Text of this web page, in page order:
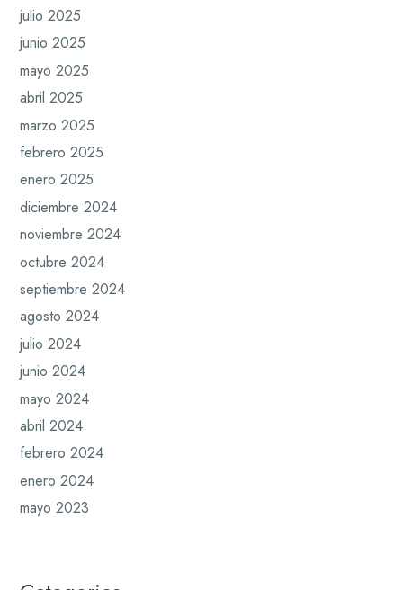
julio 2025
junio 2025
mayo 2025
abril 2025
marzo 2025
febrero 2025
enero 2025
diciembre 2024
noviembre 2024
octubre 2024
septiembre 2024
agosto 2024
julio 2024
junio 2024
mayo 2024
abril 2024
febrero 2024
enero 2024
mayo 2023